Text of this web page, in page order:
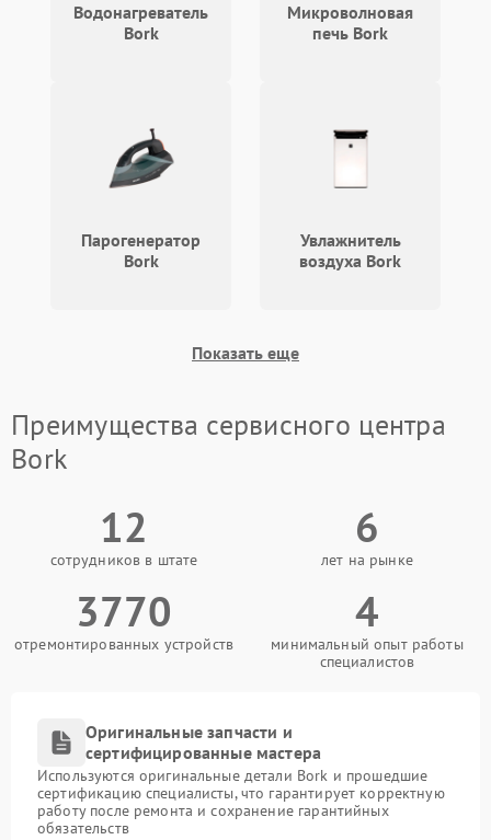
Водонагреватель
Bork
Микроволновая
печь Bork
Парогенератор
Bork
Увлажнитель
воздуха Bork
Показать еще
Преимущества сервисного центра
Bork
12
сотрудников в штате
6
лет на рынке
3770
отремонтированных устройств
4
минимальный опыт работы
специалистов
Оригинальные запчасти и
сертифицированные мастера
Используются оригинальные детали Bork и прошедшие
сертификацию специалисты, что гарантирует корректную
работу после ремонта и сохранение гарантийных
обязательств